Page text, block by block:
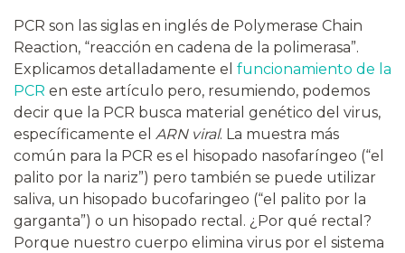
PCR son las siglas en inglés de Polymerase Chain
Reaction, “reacción en cadena de la polimerasa”.
Explicamos detalladamente el funcionamiento de la
PCR en este artículo pero, resumiendo, podemos
decir que la PCR busca material genético del virus,
específicamente el ARN viral. La muestra más
común para la PCR es el hisopado nasofaríngeo (“el
palito por la nariz”) pero también se puede utilizar
saliva, un hisopado bucofaringeo (“el palito por la
garganta”) o un hisopado rectal. ¿Por qué rectal?
Porque nuestro cuerpo elimina virus por el sistema